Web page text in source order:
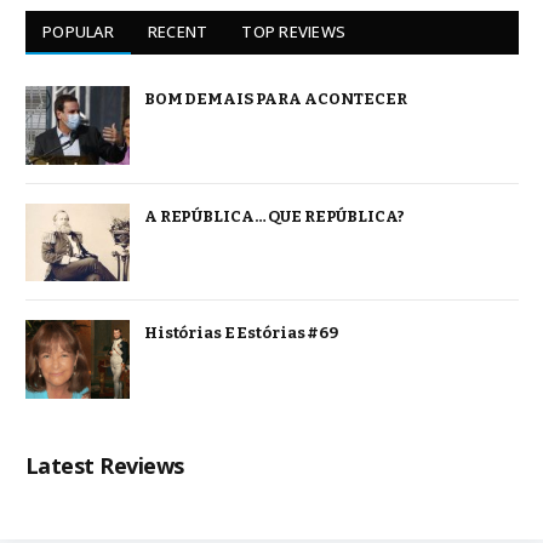
POPULAR RECENT TOP REVIEWS
BOM DEMAIS PARA ACONTECER
A REPÚBLICA… QUE REPÚBLICA?
Histórias E Estórias #69
Latest Reviews